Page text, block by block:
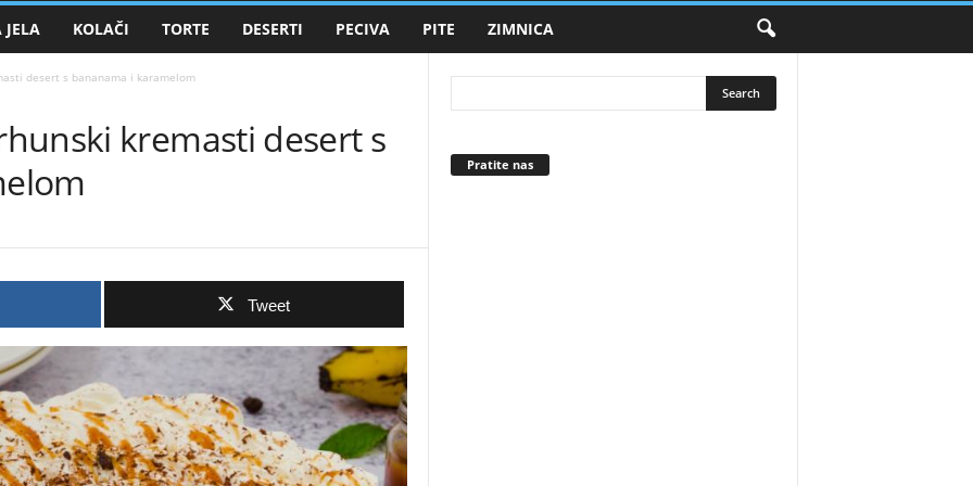
JELA KOLAČI TORTE DESERTI PECIVA PITE ZIMNICA
desert s bananama i karamelom
kremasti desert s
Tweet
Pratite nas